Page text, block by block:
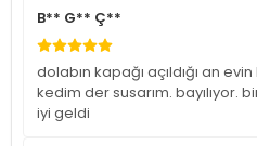
B** G** Ç**
dolabın kapağı açıldığı an
kedim der susarım. bayılıyor.
iyi geldi